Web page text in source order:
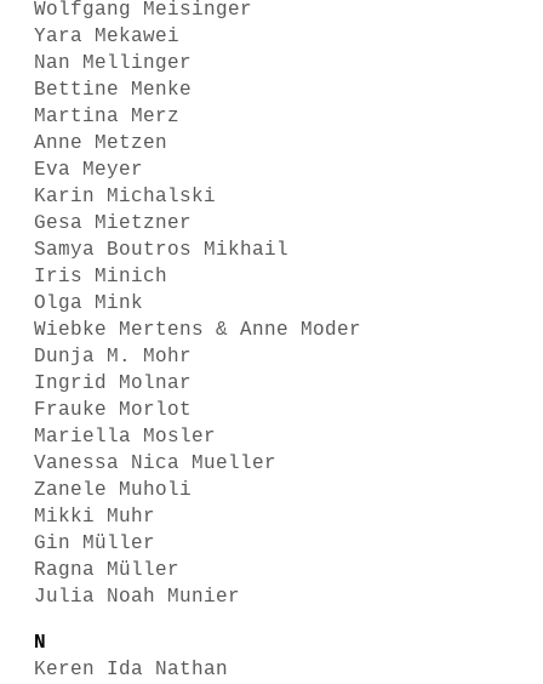
Wolfgang Meisinger
Yara Mekawei
Nan Mellinger
Bettine Menke
Martina Merz
Anne Metzen
Eva Meyer
Karin Michalski
Gesa Mietzner
Samya Boutros Mikhail
Iris Minich
Olga Mink
Wiebke Mertens & Anne Moder
Dunja M. Mohr
Ingrid Molnar
Frauke Morlot
Mariella Mosler
Vanessa Nica Mueller
Zanele Muholi
Mikki Muhr
Gin Müller
Ragna Müller
Julia Noah Munier
N
Keren Ida Nathan